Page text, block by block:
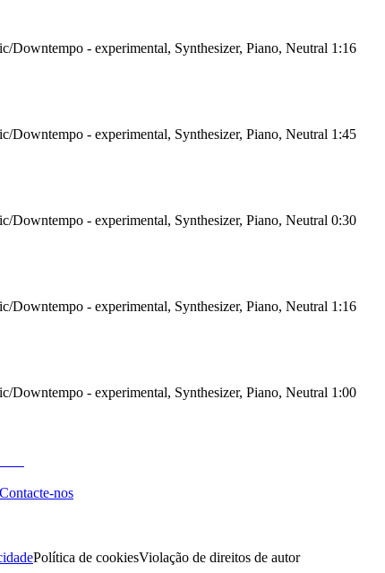
Downtempo - experimental, Synthesizer, Piano, Neutral 1:16
Downtempo - experimental, Synthesizer, Piano, Neutral 1:45
Downtempo - experimental, Synthesizer, Piano, Neutral 0:30
Downtempo - experimental, Synthesizer, Piano, Neutral 1:16
Downtempo - experimental, Synthesizer, Piano, Neutral 1:00
Contacte-nos
Política de cookiesViolação de direitos de autor